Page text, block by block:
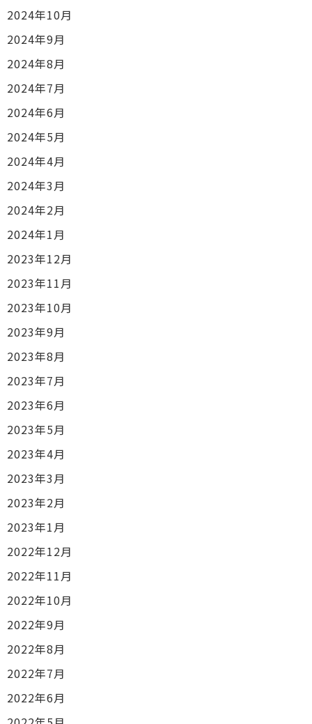
2024年10月
2024年9月
2024年8月
2024年7月
2024年6月
2024年5月
2024年4月
2024年3月
2024年2月
2024年1月
2023年12月
2023年11月
2023年10月
2023年9月
2023年8月
2023年7月
2023年6月
2023年5月
2023年4月
2023年3月
2023年2月
2023年1月
2022年12月
2022年11月
2022年10月
2022年9月
2022年8月
2022年7月
2022年6月